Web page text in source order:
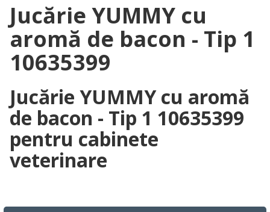
Jucărie YUMMY cu
aromă de bacon - Tip 1
10635399
Jucărie YUMMY cu aromă
de bacon - Tip 1 10635399
pentru cabinete
veterinare